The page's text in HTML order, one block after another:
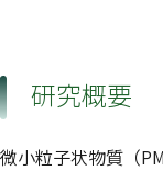
研究概要
微小粒子状物質（